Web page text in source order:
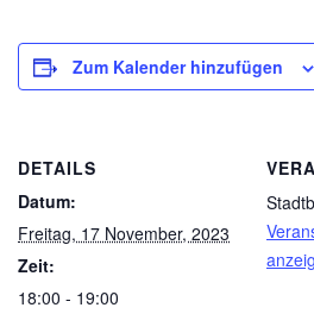
Zum Kalender hinzufügen
DETAILS
Datum:
Freitag, 17 November, 2023
Zeit:
18:00 - 19:00